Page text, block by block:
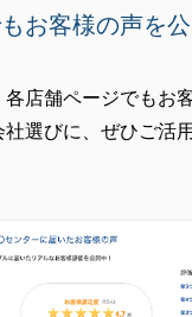
お客様の声を
店舗ページでもお
選びに、ぜひご活